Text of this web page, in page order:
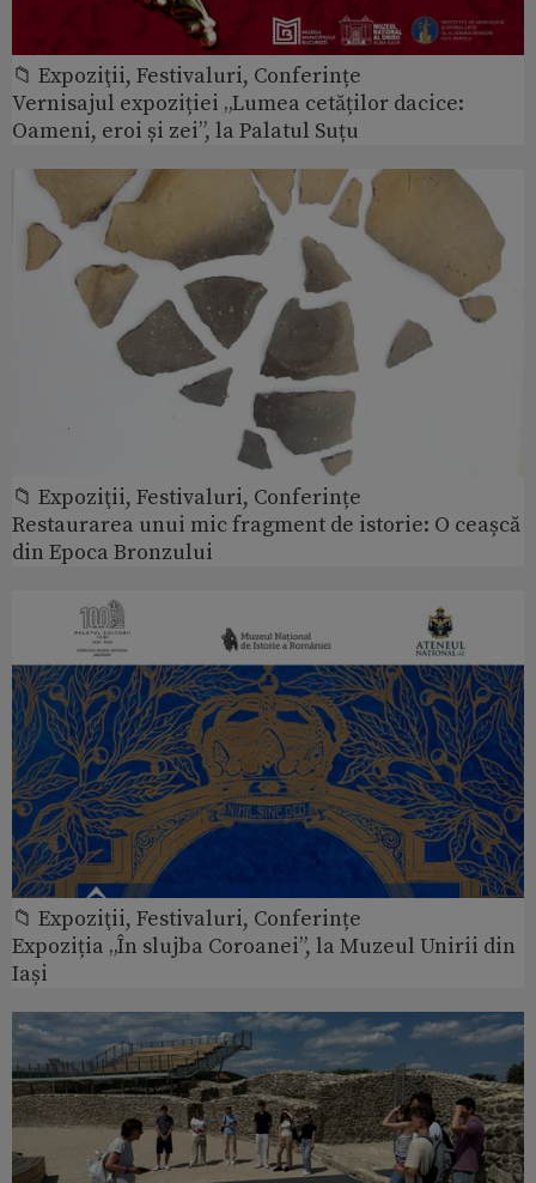
📁 Expoziţii, Festivaluri, Conferințe
Vernisajul expoziției „Lumea cetăților dacice:
Oameni, eroi și zei”, la Palatul Suțu
📁 Expoziţii, Festivaluri, Conferințe
Restaurarea unui mic fragment de istorie: O ceașcă
din Epoca Bronzului
📁 Expoziţii, Festivaluri, Conferințe
Expoziția „În slujba Coroanei”, la Muzeul Unirii din
Iași